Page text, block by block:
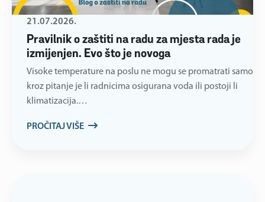
Pravilnik o zaštiti na radu za mjesta rada je
izmijenjen. Evo što je novoga
21.07.2026.
Visoke temperature na poslu ne mogu se promatrati samo
kroz pitanje je li radnicima osigurana voda ili postoji li
klimatizacija.…
PROČITAJ VIŠE